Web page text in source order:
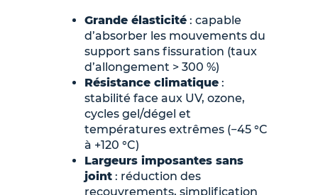
Grande élasticité : capable
d’absorber les mouvements du
support sans fissuration (taux
d’allongement > 300 %)
Résistance climatique :
stabilité face aux UV, ozone,
cycles gel/dégel et
températures extrêmes (−45 °C
à +120 °C)
Largeurs imposantes sans
joint : réduction des
recouvrements, simplification